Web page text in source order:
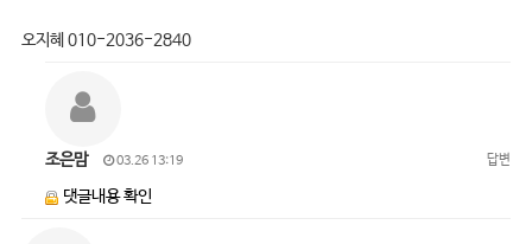
오지혜 010-2036-2840
조은맘 03.26 13:19 답변
댓글내용 확인